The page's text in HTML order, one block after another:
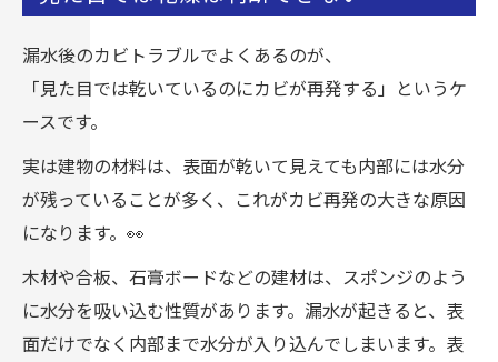
漏水後のカビトラブルでよくあるのが、
「見た目では乾いているのにカビが再発する」というケ
ースです。
実は建物の材料は、表面が乾いて見えても内部には水分
が残っていることが多く、これがカビ再発の大きな原因
になります。👀
木材や合板、石膏ボードなどの建材は、スポンジのよう
に水分を吸い込む性質があります。漏水が起きると、表
面だけでなく内部まで水分が入り込んでしまいます。表